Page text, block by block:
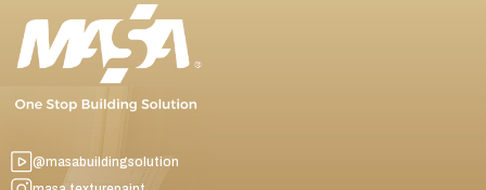
@masabuildingsolution